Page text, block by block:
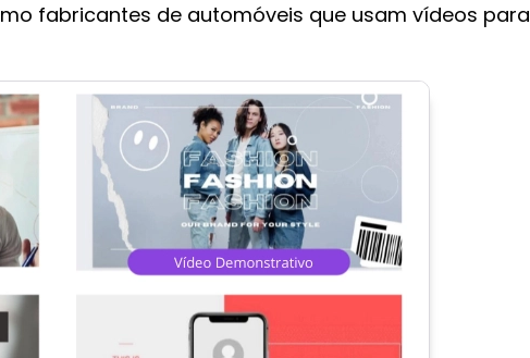
fabricantes de automóveis que usam vídeos para